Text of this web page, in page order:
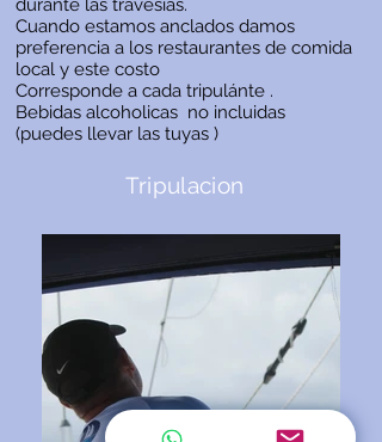
durante las travesias.
Cuando estamos anclados damos
preferencia a los restaurantes de comida
local y este costo
Corresponde a cada tripulánte .
Bebidas alcoholicas no incluidas
(puedes llevar las tuyas )
Tripulacion